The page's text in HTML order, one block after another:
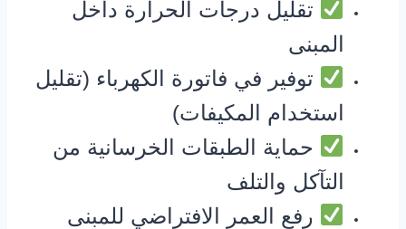
تقليل درجات الحرارة داخل
المبنى
توفير في فاتورة الكهرباء (تقليل
استخدام المكيفات)
حماية الطبقات الخرسانية من
التآكل والتلف
رفع العمر الافتراضي للمبنى